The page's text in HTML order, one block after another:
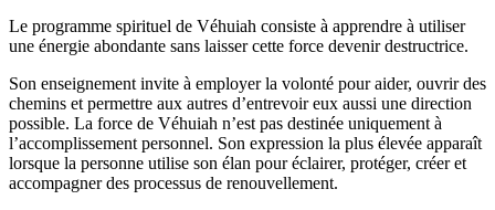
Le programme spirituel de Véhuiah consiste à apprendre à utiliser
une énergie abondante sans laisser cette force devenir destructrice.
Son enseignement invite à employer la volonté pour aider, ouvrir des
chemins et permettre aux autres d’entrevoir eux aussi une direction
possible. La force de Véhuiah n’est pas destinée uniquement à
l’accomplissement personnel. Son expression la plus élevée apparaît
lorsque la personne utilise son élan pour éclairer, protéger, créer et
accompagner des processus de renouvellement.